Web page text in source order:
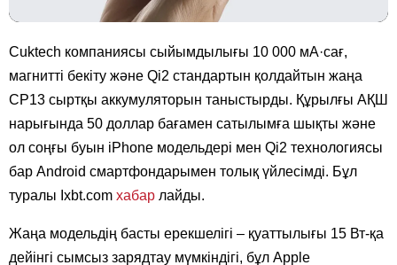
Cuktech компаниясы сыйымдылығы 10 000 мА·сағ,
магнитті бекіту және Qi2 стандартын қолдайтын жаңа
CP13 сыртқы аккумуляторын таныстырды. Құрылғы АҚШ
нарығында 50 доллар бағамен сатылымға шықты және
ол соңғы буын iPhone модельдері мен Qi2 технологиясы
бар Android смартфондарымен толық үйлесімді. Бұл
туралы Ixbt.com хабар лайды.
Жаңа модельдің басты ерекшелігі – қуаттылығы 15 Вт-қа
дейінгі сымсыз зарядтау мүмкіндігі, бұл Apple